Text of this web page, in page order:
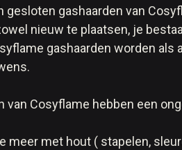
gesloten gashaarden van
nieuw te plaatsen, je
gashaarden worden
van Cosyflame hebben een
meer met hout ( stapelen,